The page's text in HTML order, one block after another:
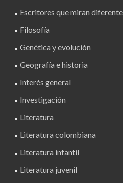
Escritores que miran diferente
Filosofía
Genética y evolución
Geografía e historia
Interés general
Investigación
Literatura
Literatura colombiana
Literatura infantil
Literatura juvenil